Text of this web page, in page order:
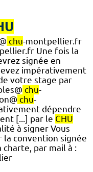
chu-montpellier.fr
Une fois la
signée en
impérativement
votre stage par
chu-
chu-
dépendre
[...] par le CHU
à signer Vous
convention signée
par mail à :